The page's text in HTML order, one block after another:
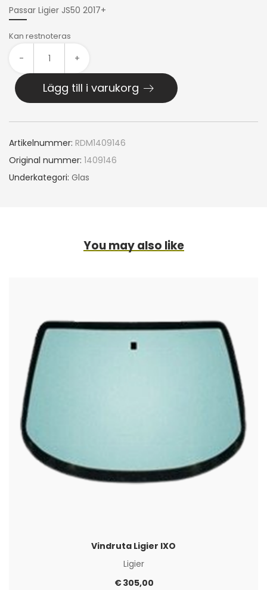
Passar Ligier JS50 2017+
Kan restnoteras
- +
Lägg till i varukorg
Artikelnummer: RDM1409146
Original nummer: 1409146
Underkategori: Glas
You may also like
Vindruta Ligier IXO
Ligier
€305,00